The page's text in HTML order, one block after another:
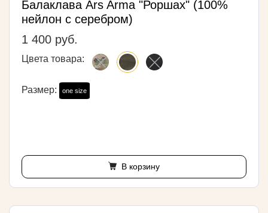
Балаклава Ars Arma "Роршах" (100%
нейлон с серебром)
1 400 руб.
Цвета товара:
Размер: one size
В корзину